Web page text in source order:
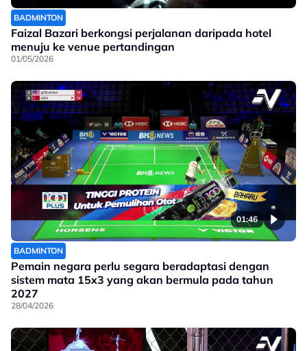
BADMINTON
Faizal Bazari berkongsi perjalanan daripada hotel
menuju ke venue pertandingan
01/05/2026
01:46
BADMINTON
Pemain negara perlu segara beradaptasi dengan
sistem mata 15x3 yang akan bermula pada tahun
2027
28/04/2026